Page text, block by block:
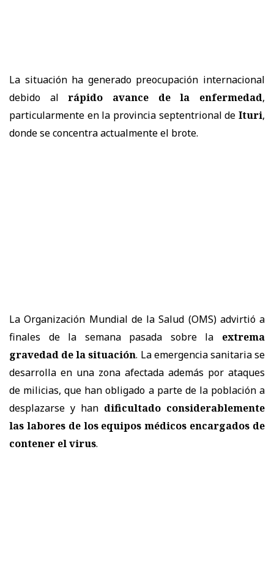
La situación ha generado preocupación internacional
debido alrápido avance de la enfermedad,
particularmente en la provincia septentrional de Ituri,
donde se concentra actualmente el brote.
La Organización Mundial de la Salud (OMS) advirtió a
finales de la semana pasada sobre la extrema
gravedad de la situación. La emergencia sanitaria se
desarrolla en una zona afectada además por ataques
de milicias, que han obligado a parte de la población a
desplazarse y han dificultado considerablemente
las labores de los equipos médicos encargados de
contener el virus.